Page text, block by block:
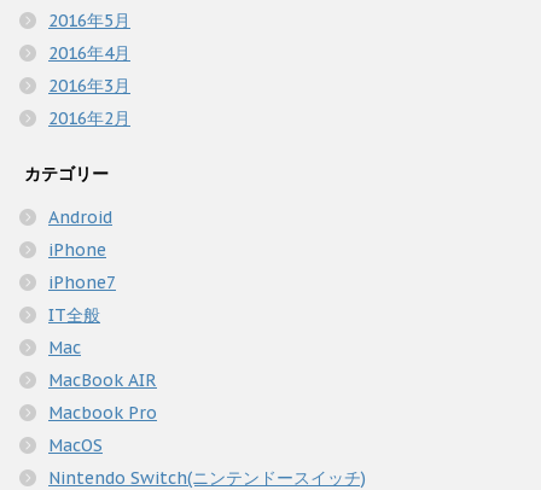
2016年5月
2016年4月
2016年3月
2016年2月
カテゴリー
Android
iPhone
iPhone7
IT全般
Mac
MacBook AIR
Macbook Pro
MacOS
Nintendo Switch(ニンテンドースイッチ)